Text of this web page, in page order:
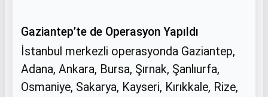
Gaziantep’te de Operasyon Yapıldı
İstanbul merkezli operasyonda Gaziantep,
Adana, Ankara, Bursa, Şırnak, Şanlıurfa,
Osmaniye, Sakarya, Kayseri, Kırıkkale, Rize,